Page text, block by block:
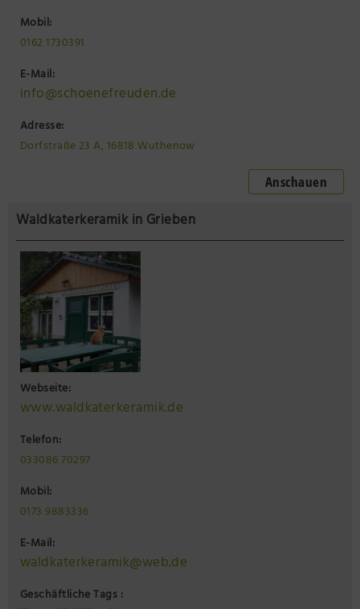
Mobil:
0162 1730391
E-Mail:
info@schoenefreuden.de
Adresse:
Dorfstraße 23 A, 16818 Wuthenow
Anschauen
Waldkaterkeramik in Grieben
Webseite:
www.waldkaterkeramik.de
Telefon:
033086 70297
Mobil:
0173 9883336
E-Mail:
waldkaterkeramik@web.de
Geschäftliche Tags :